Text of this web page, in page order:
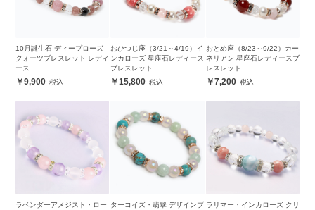
10月誕生石 ディープローズ
クォーツブレスレット レディ
ース
9,900
おひつじ座（3/21～4/19）イ
ンカローズ 星座石レディース
ブレスレット
15,800
おとめ座（8/23～9/22）カー
ネリアン 星座石レディースブ
レスレット
7,200
ラベンダーアメジスト・ロー
ターコイズ・翡翠 デザインブ ラリマー・インカローズ クリ